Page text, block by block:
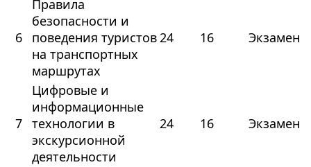
6
Правила
безопасности и
поведения туристов
на транспортных
маршрутах
24 16 Экзамен
7
Цифровые и
информационные
технологии в
экскурсионной
деятельности
24 16 Экзамен